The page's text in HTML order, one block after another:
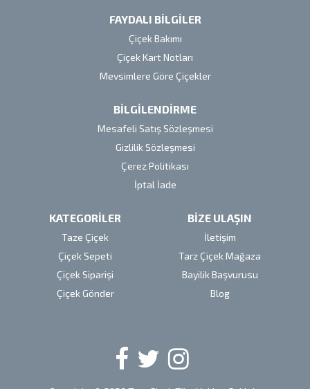
FAYDALI BİLGİLER
Çiçek Bakımı
Çiçek Kart Notları
Mevsimlere Göre Çiçekler
BİLGİLENDİRME
Mesafeli Satış Sözleşmesi
Gizlilik Sözleşmesi
Çerez Politikası
İptal İade
KATEGORİLER
Taze Çiçek
Çiçek Sepeti
Çiçek Siparişi
Çiçek Gönder
BİZE ULAŞIN
İletişim
Tarz Çiçek Mağaza
Bayilik Başvurusu
Blog